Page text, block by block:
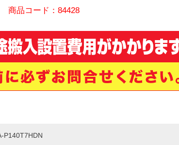
商品コード：84428
P140T7HDN